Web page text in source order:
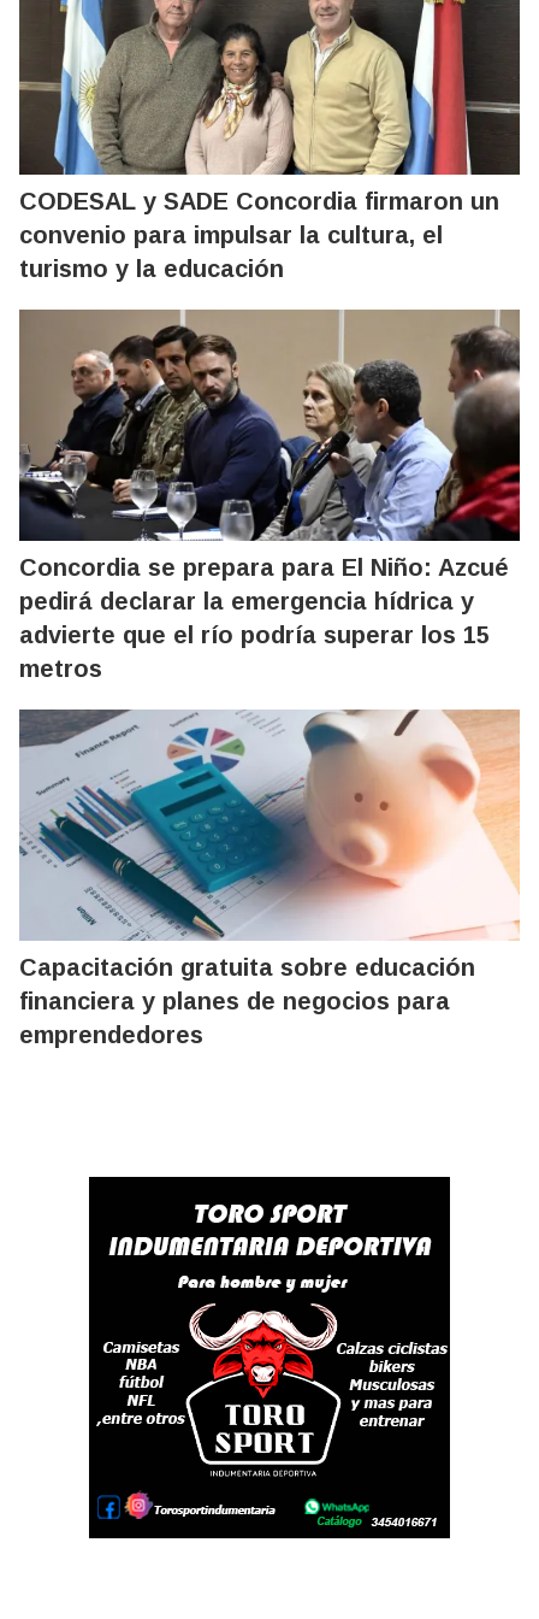
CODESAL y SADE Concordia firmaron un
convenio para impulsar la cultura, el
turismo y la educación
Concordia se prepara para El Niño: Azcué
pedirá declarar la emergencia hídrica y
advierte que el río podría superar los 15
metros
Capacitación gratuita sobre educación
financiera y planes de negocios para
emprendedores